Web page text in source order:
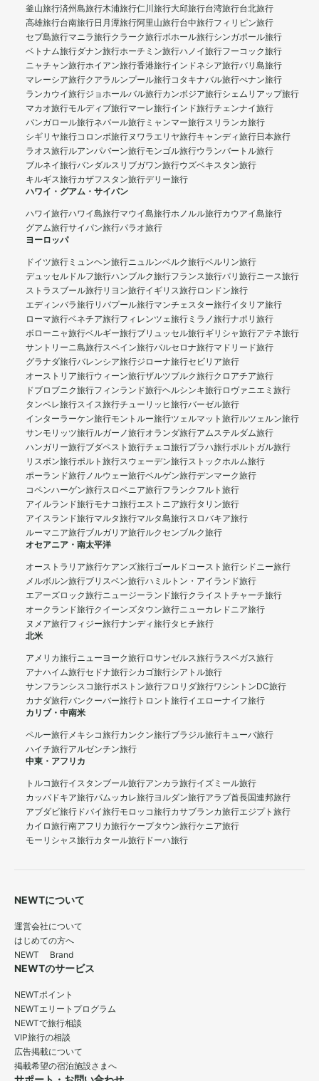
釜山旅行済州島旅行木浦旅行仁川旅行大邱旅行台湾旅行台北旅行
高雄旅行台南旅行日月潭旅行阿里山旅行台中旅行フィリピン旅行
セブ島旅行マニラ旅行クラーク旅行ボホール旅行シンガポール旅行
ベトナム旅行ダナン旅行ホーチミン旅行ハノイ旅行フーコック旅行
ニャチャン旅行ホイアン旅行香港旅行インドネシア旅行バリ島旅行
マレーシア旅行クアラルンプール旅行コタキナバル旅行ぺナン旅行
ランカウイ旅行ジョホールバル旅行カンボジア旅行シェムリアップ旅行
マカオ旅行モルディブ旅行マーレ旅行インド旅行チェンナイ旅行
バンガロール旅行ネパール旅行 ミャンマー旅行スリランカ旅行
シギリヤ旅行コロンボ旅行ヌワラエリヤ旅行キャンディ旅行日本旅行
ラオス旅行ルアンパバーン旅行モンゴル旅行ウランバートル旅行
ブルネイ旅行バンダルスリブガワン旅行ウズベキスタン旅行
キルギス旅行カザフスタン旅行デリー旅行
ハワイ・グアム・サイパン
ハワイ旅行ハワイ島旅行マウイ島旅行ホノルル旅行カウアイ島旅行
グアム旅行サイパン旅行パラオ旅行
ヨーロッパ
ドイツ旅行 ミュンヘン旅行ニュルンベルク旅行ベルリン旅行
デュッセルドルフ旅行ハンブルク旅行フランス旅行パリ旅行ニース旅行
ストラスブール旅行リヨン旅行イギリス旅行ロンドン旅行
エディンバラ旅行リバプール旅行マンチェスター旅行イタリア旅行
ローマ旅行ベネチア旅行フィレンツェ旅行 ミラノ旅行ナポリ旅行
ボローニャ旅行ベルギー旅行ブリュッセル旅行ギリシャ旅行アテネ旅行
サントリーニ島旅行スペイン旅行バルセロナ旅行マドリード旅行
グラナダ旅行バレンシア旅行ジローナ旅行セビリア旅行
オーストリア旅行ウィーン旅行ザルツブルク旅行クロアチア旅行
ドブロブニク旅行フィンランド旅行ヘルシンキ旅行ロヴァニエミ旅行
タンペレ旅行スイス旅行チューリッヒ旅行バーゼル旅行
インターラーケン旅行モントルー旅行ツェルマット旅行ルツェルン旅行
サンモリッツ旅行ルガーノ旅行オランダ旅行アムステルダム旅行
ハンガリー旅行ブダペスト旅行チェコ旅行プラハ旅行ポルトガル旅行
リスボン旅行ポルト旅行スウェーデン旅行ストックホルム旅行
ポーランド旅行ノルウェー旅行ベルゲン旅行デンマーク旅行
コペンハーゲン旅行スロベニア旅行フランクフルト旅行
アイルランド旅行モナコ旅行エストニア旅行タリン旅行
アイスランド旅行マルタ旅行マルタ島旅行スロバキア旅行
ルーマニア旅行ブルガリア旅行ルクセンブルク旅行
オセアニア・南太平洋
オーストラリア旅行ケアンズ旅行ゴールドコースト旅行シドニー旅行
メルボルン旅行ブリスベン旅行ハミルトン・アイランド旅行
エアーズロック旅行ニュージーランド旅行クライストチャーチ旅行
オークランド旅行クイーンズタウン旅行ニューカレドニア旅行
ヌメア旅行フィジー旅行ナンディ旅行タヒチ旅行
北米
アメリカ旅行ニューヨーク旅行ロサンゼルス旅行ラスベガス旅行
アナハイム旅行セドナ旅行シカゴ旅行シアトル旅行
サンフランシスコ旅行ボストン旅行フロリダ旅行ワシントンDC旅行
カナダ旅行バンクーバー旅行 トロント旅行イエローナイフ旅行
カリブ・中南米
ペルー旅行メキシコ旅行カンクン旅行ブラジル旅行キューバ旅行
ハイチ旅行アルゼンチン旅行
中東・アフリカ
トルコ旅行イスタンブール旅行アンカラ旅行イズミール旅行
カッパドキア旅行パムッカレ旅行ヨルダン旅行アラブ首長国連邦旅行
アブダビ旅行 ドバイ旅行モロッコ旅行カサブランカ旅行エジプト旅行
カイロ旅行南アフリカ旅行ケープタウン旅行ケニア旅行
モーリシャス旅行カタール旅行 ドーハ旅行
NEWTについて
運営会社について
はじめての方へ
NEWT Brand
NEWTのサービス
NEWTポイント
NEWTエリートプログラム
NEWTで旅行相談
VIP旅行の相談
広告掲載について
掲載希望の宿泊施設さまへ